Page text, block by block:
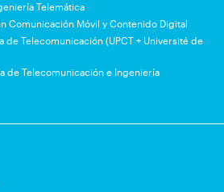
Telemática
Comunicación Móvil y Contenido Digital
de Telecomunicación (UPCT + Université de
de Telecomunicación e Ingeniería